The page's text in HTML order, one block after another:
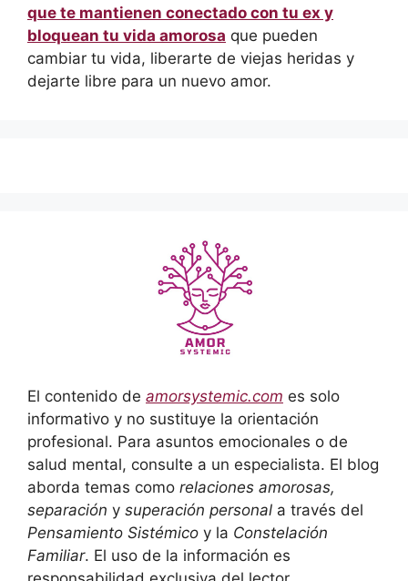
que te mantienen conectado con tu ex y
bloquean tu vida amorosa que pueden
cambiar tu vida, liberarte de viejas heridas y
dejarte libre para un nuevo amor.
El contenido de amorsystemic.com es solo
informativo y no sustituye la orientación
profesional. Para asuntos emocionales o de
salud mental, consulte a un especialista. El blog
aborda temas como relaciones amorosas,
separación y superación personal a través del
Pensamiento Sistémico y la Constelación
Familiar. El uso de la información es